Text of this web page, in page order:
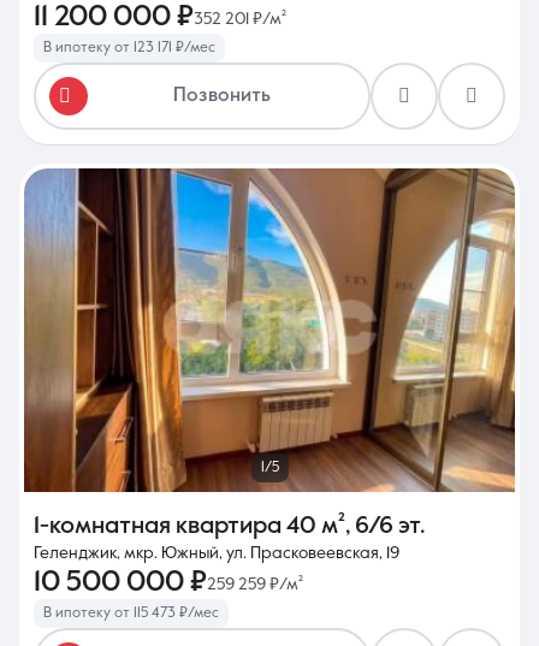
11 200 000 ₽352 201 ₽/м²
В ипотеку от 123 171 ₽/мес
Позвонить
1/5
1-комнатная квартира 40 м², 6/6 эт.
Геленджик, мкр. Южный, ул. Прасковеевская, 19
10 500 000 ₽259 259 ₽/м²
В ипотеку от 115 473 ₽/мес